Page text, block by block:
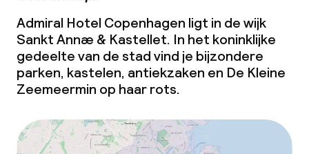
Beleid
Borg bij aankomst
Overal rookvrij
Admiral Hotel Copenhagen ligt in de wijk
Sankt Annæ & Kastellet. In het koninklijke
gedeelte van de stad vind je bijzondere
parken, kastelen, antiekzaken en De Kleine
Zeemeermin op haar rots.